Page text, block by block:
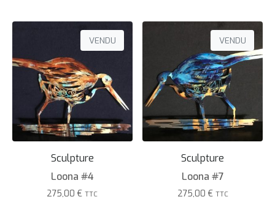
VENDU
Sculpture
Loona #4
275,00€ TTC
VENDU
Sculpture
Loona #7
275,00 € TTC